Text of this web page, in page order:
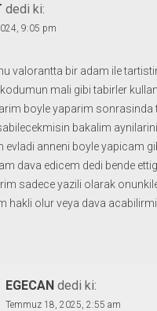
dedi ki:
9:05 pm
valorantta bir adam ile
mali gibi tabirler
boyle yaparim sonrasinda
bakalim
evladi anneni boyle yapicam
dava edicem dedi bende
sadece yazili olarak
hakli olur veya dava
EGECAN dedi ki:
Temmuz 18, 2025, 2:55 am